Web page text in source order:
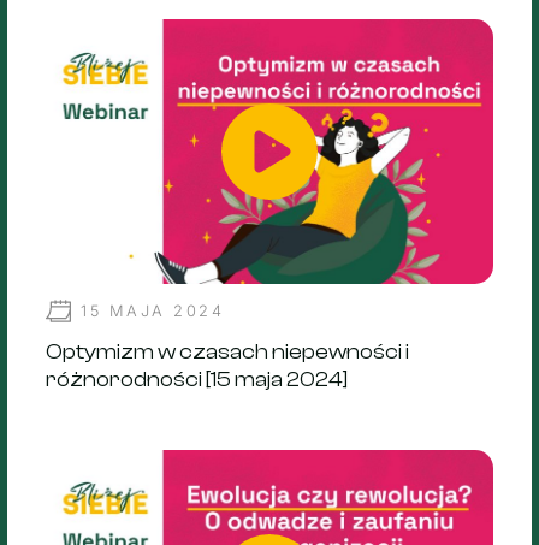
15 MAJA 2024
Optymizm w czasach niepewności i
różnorodności [15 maja 2024]